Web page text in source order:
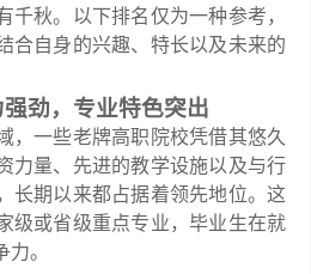
千秋。以下排名仅为一种参考，
合自身的兴趣、特长以及未来的
劲，专业特色突出
，一些老牌高职院校凭借其悠久
力量、先进的教学设施以及与行
长期以来都占据着领先地位。这
级或省级重点专业，毕业生在就
。